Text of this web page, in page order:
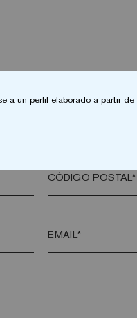
CÓDIGO POSTAL*
EMAIL*
a un perfil elaborado a partir